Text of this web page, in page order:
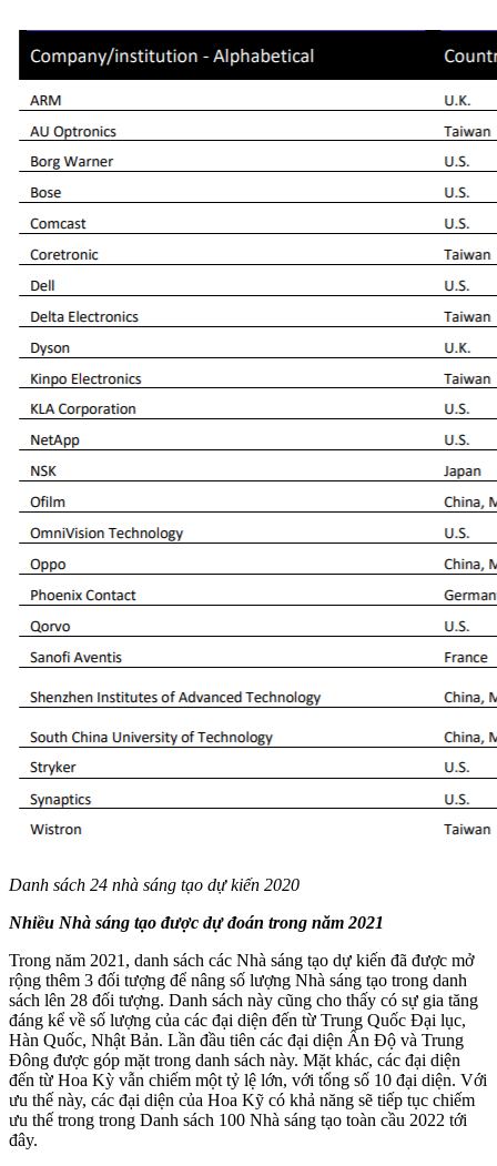
Danh sách 24 nhà sáng tạo dự kiến 2020
Nhiều Nhà sáng tạo được dự đoán trong năm 2021
Trong năm 2021, danh sách các Nhà sáng tạo dự kiến đã được mở
rộng thêm 3 đối tượng để nâng số lượng Nhà sáng tạo trong danh
sách lên 28 đối tượng. Danh sách này cũng cho thấy có sự gia tăng
đáng kể về số lượng của các đại diện đến từ Trung Quốc Đại lục,
Hàn Quốc, Nhật Bản. Lần đầu tiên các đại diện Ấn Độ và Trung
Đông được góp mặt trong danh sách này. Mặt khác, các đại diện
đến từ Hoa Kỳ vẫn chiếm một tỷ lệ lớn, với tổng số 10 đại diện. Với
ưu thế này, các đại diện của Hoa Kỹ có khả năng sẽ tiếp tục chiếm
ưu thế trong trong Danh sách 100 Nhà sáng tạo toàn cầu 2022 tới
đây.